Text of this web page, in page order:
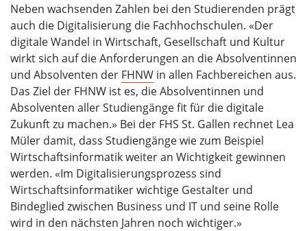
Neben wachsenden Zahlen bei den Studierenden prägt
auch die Digitalisierung die Fachhochschulen. «Der
digitale Wandel in Wirtschaft, Gesellschaft und Kultur
wirkt sich auf die Anforderungen an die Absolventinnen
und Absolventen der FHNW in allen Fachbereichen aus.
Das Ziel der FHNW ist es, die Absolventinnen und
Absolventen aller Studiengänge fit für die digitale
Zukunft zu machen.» Bei der FHS St. Gallen rechnet Lea
Müler damit, dass Studiengänge wie zum Beispiel
Wirtschaftsinformatik weiter an Wichtigkeit gewinnen
werden. «Im Digitalisierungsprozess sind
Wirtschaftsinformatiker wichtige Gestalter und
Bindeglied zwischen Business und IT und seine Rolle
wird in den nächsten Jahren noch wichtiger.»